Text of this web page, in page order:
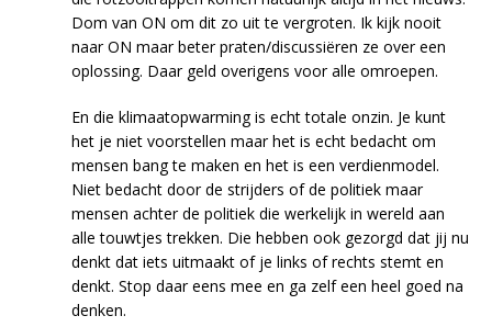
Dom van ON om dit zo uit te vergroten. Ik kijk nooit
naar ON maar beter praten/discussiëren ze over een
oplossing. Daar geld overigens voor alle omroepen.
En die klimaatopwarming is echt totale onzin. Je kunt
het je niet voorstellen maar het is echt bedacht om
mensen bang te maken en het is een verdienmodel.
Niet bedacht door de strijders of de politiek maar
mensen achter de politiek die werkelijk in wereld aan
alle touwtjes trekken. Die hebben ook gezorgd dat jij nu
denkt dat iets uitmaakt of je links of rechts stemt en
denkt. Stop daar eens mee en ga zelf een heel goed na
denken.